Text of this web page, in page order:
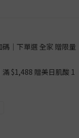
｜下單選 全家 贈限量
$1,488 贈美日肌酸 1